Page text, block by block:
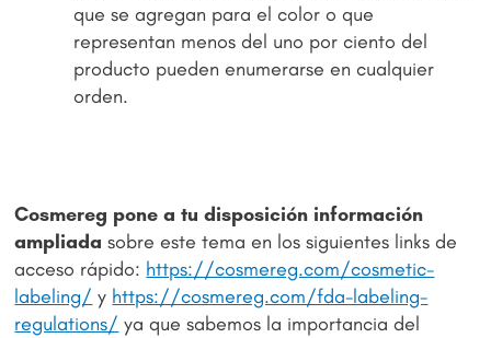
que se agregan para el color o que
representan menos del uno por ciento del
producto pueden enumerarse en cualquier
orden.
Cosmereg pone a tu disposición información
ampliada sobre este tema en los siguientes links de
acceso rápido: https://cosmereg.com/cosmetic-
labeling/ y https://cosmereg.com/fda-labeling-
regulations/ ya que sabemos la importancia del